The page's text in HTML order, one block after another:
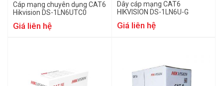
Cáp mạng chuyên dụng CAT6
Hikvision DS-1LN6UTC0
Giá liên hệ
Dây cáp mạng CAT6
HIKVISION DS-1LN6U-G
Giá liên hệ